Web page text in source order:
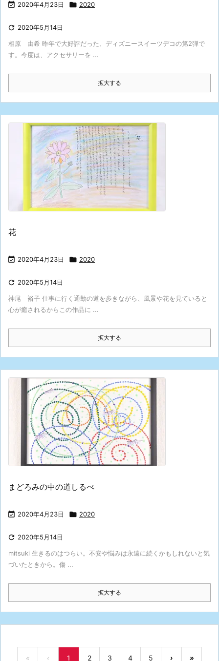
 2020年4月23日  2020
 2020年5月14日
相原 由希 昨年で大好評だった、ディズニースイーツデコの第2弾で
す。今度は、アクセサリーを ...
拡大する
花
 2020年4月23日  2020
 2020年5月14日
神尾 裕子 仕事に行く通勤の道を歩きながら、風景や花を見ていると
心が癒されるからこの作品に ...
拡大する
まどろみの中の道しるべ
 2020年4月23日  2020
 2020年5月14日
mitsuki 生きるのはつらい。不安や悩みは永遠に続くかもしれないと気
づいたときから。傷 ...
拡大する
« ‹ 1 2 3 4 5 › »